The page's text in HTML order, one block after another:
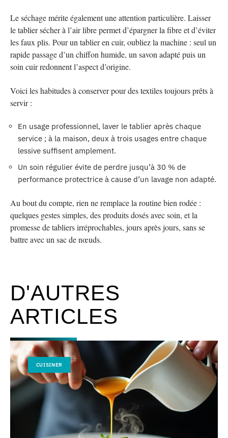
Le séchage mérite également une attention particulière. Laisser
le tablier sécher à l’air libre permet d’épargner la fibre et d’éviter
les faux plis. Pour un tablier en cuir, oubliez la machine : seul un
rapide passage d’un chiffon humide, un savon adapté puis un
soin cuir redonnent l’aspect d’origine.
Voici les habitudes à conserver pour des textiles toujours prêts à
servir :
En usage professionnel, laver le tablier après chaque
service ; à la maison, deux à trois usages entre chaque
lessive suffisent amplement.
Un soin régulier évite de perdre jusqu’à 30 % de
performance protectrice à cause d’un lavage non adapté.
Au bout du compte, rien ne remplace la routine bien rodée :
quelques gestes simples, des produits dosés avec soin, et la
promesse de tabliers irréprochables, jours après jours, sans se
battre avec un sac de nœuds.
D'AUTRES
ARTICLES
CUISINER